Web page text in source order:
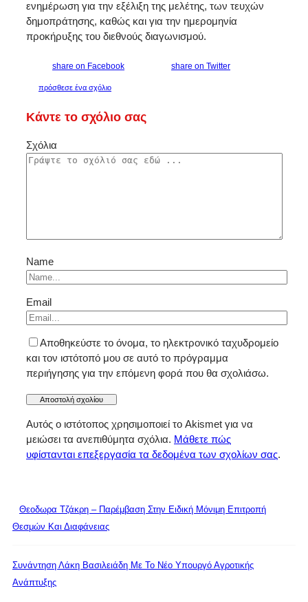
ενημέρωση για την εξέλιξη της μελέτης, των τευχών
δημοπράτησης, καθώς και για την ημερομηνία
προκήρυξης του διεθνούς διαγωνισμού.
share on Facebook share on Twitter
πρόσθεσε ένα σχόλιο
Κάντε το σχόλιο σας
Σχόλια
Name
Email
Αποθηκεύστε το όνομα, το ηλεκτρονικό ταχυδρομείο
και τον ιστότοπό μου σε αυτό το πρόγραμμα
περιήγησης για την επόμενη φορά που θα σχολιάσω.
Αυτός ο ιστότοπος χρησιμοποιεί το Akismet για να
μειώσει τα ανεπιθύμητα σχόλια. Μάθετε πώς
υφίστανται επεξεργασία τα δεδομένα των σχολίων σας.
Θεοδωρα Τζάκρη – Παρέμβαση Στην Ειδική Μόνιμη Επιτροπή
Θεσμών Και Διαφάνειας
Συνάντηση Λάκη Βασιλειάδη Με Το Νέο Υπουργό Αγροτικής
Ανάπτυξης